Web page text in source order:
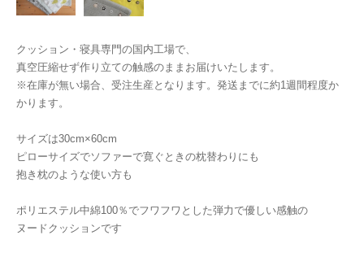
クッション・寝具専門の国内工場で、
真空圧縮せず作り立ての触感のままお届けいたします。
※在庫が無い場合、受注生産となります。発送までに約1週間程度か
かります。
サイズは30cm×60cm
ピローサイズでソファーで寛ぐときの枕替わりにも
抱き枕のような使い方も
ポリエステル中綿100％でフワフワとした弾力で優しい感触の
ヌードクッションです